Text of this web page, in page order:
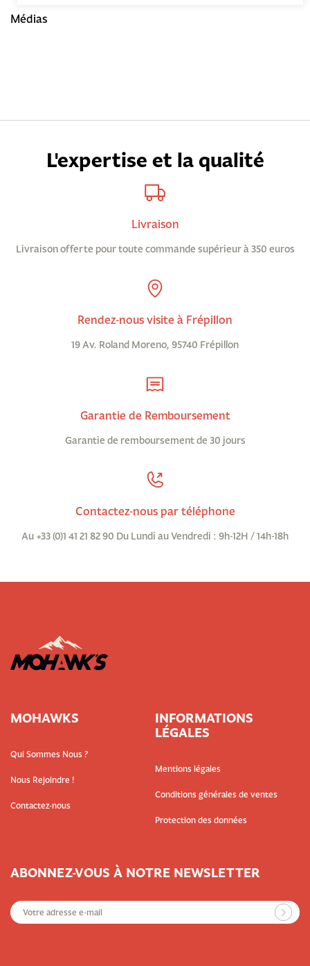
Médias
L'expertise et la qualité
Livraison
Livraison offerte pour toute commande supérieur à 350 euros
Rendez-nous visite à Frépillon
19 Av. Roland Moreno, 95740 Frépillon
Garantie de Remboursement
Garantie de remboursement de 30 jours
Contactez-nous par téléphone
Au +33 (0)1 41 21 82 90 Du Lundi au Vendredi : 9h-12H / 14h-18h
MOHAWKS
Qui Sommes Nous ?
Nous Rejoindre !
Contactez-nous
INFORMATIONS
LÉGALES
Mentions légales
Conditions générales de ventes
Protection des données
ABONNEZ-VOUS À NOTRE NEWSLETTER